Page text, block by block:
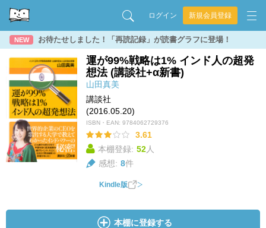
ログイン 新規会員登録
NEW お待たせしました！「再読記録」が読書グラフに登場！
運が99%戦略は1% インド人の超発
想法 (講談社+α新書)
山田真美
講談社
(2016.05.20)
ISBN・EAN: 9784062729376
3.61
本棚登録: 52人
感想: 8件
Kindle版
本棚に登録する